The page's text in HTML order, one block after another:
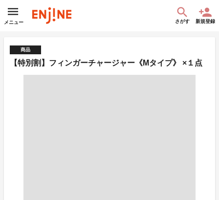
メニュー さがす 新規登録
商品
【特別割】フィンガーチャージャー《Mタイプ》 ×１点